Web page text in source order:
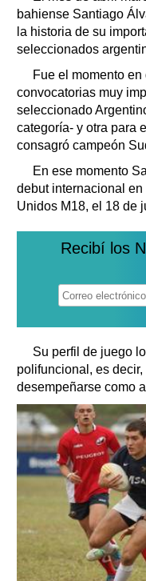
bahiense Santiago
la historia de su
seleccionados
Fue el momento
convocatorias muy
seleccionado
categoría- y otra para
consagró campeón
En ese momento
debut internacional
Unidos M18, el 18 de
Recibí los
Su perfil de juego
polifuncional, es
desempeñarse como